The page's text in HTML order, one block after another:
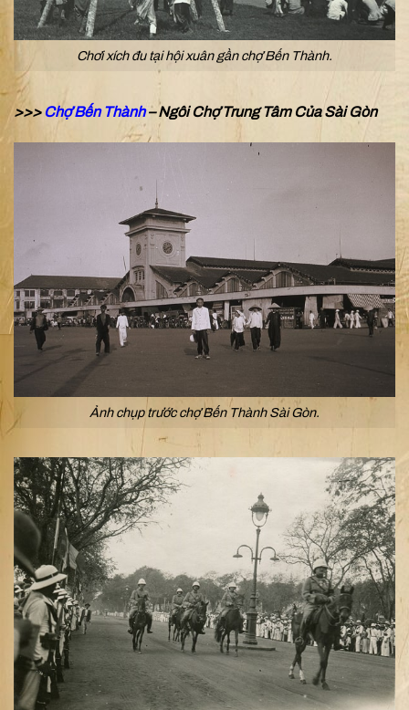
Chơi xích đu tại hội xuân gần chợ Bến Thành.
>>> Chợ Bến Thành– Ngôi Chợ Trung Tâm Của Sài Gòn
Ảnh chụp trước chợ Bến Thành Sài Gòn.